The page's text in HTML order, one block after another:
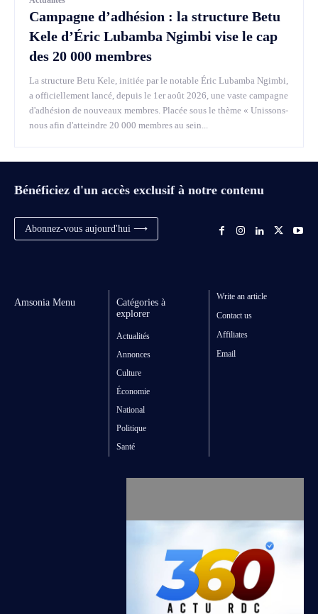
Campagne d’adhésion : la structure Betu
Kele d’Éric Lubamba Ngimbi vise le cap
des 20 000 membres
La structure Betu Kele, initiée par le notable Éric Lubamba Ngimbi,
a officiellement lancé, depuis le 1er août 2026, une vaste campagne
d'adhésion de nouveaux membres. Placée sous le thème « Unissons-
nous afin d'atteindre 20 000 membres au sein...
Bénéficiez d'un accès exclusif à notre contenu
Abonnez-vous aujourd'hui ⟶
Amsonia Menu
Catégories à
explorer
Actualités
Annonces
Culture
Économie
National
Politique
Santé
Write an article
Contact us
Affiliates
Email